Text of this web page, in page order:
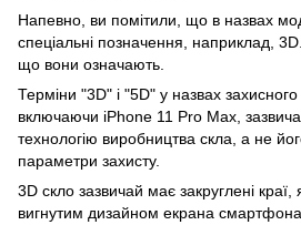
Напевно, ви помітили, що в назвах
спеціальні позначення, наприклад,
що вони означають.
Терміни "3D" і "5D" у назвах
включаючи iPhone 11 Pro Max,
технологію виробництва скла, а не
параметри захисту.
3D скло зазвичай має закруглені краї,
вигнутим дизайном екрана